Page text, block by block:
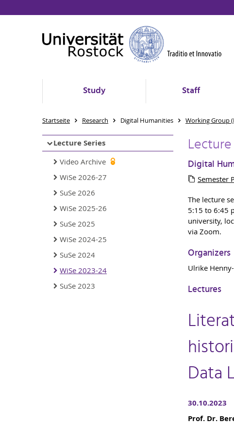
Study Staff
Startseite Research Digital Humanities Working Group
Lecture Series
Video Archive
WiSe 2026-27
SuSe 2026
WiSe 2025-26
SuSe 2025
WiSe 2024-25
SuSe 2024
WiSe 2023-24
SuSe 2023
Digital
Semester
The lecture
5:15 to 6:45
university,
via Zoom.
Organizers
Ulrike
Lectures
Data
30.10.2023
Prof. Dr.